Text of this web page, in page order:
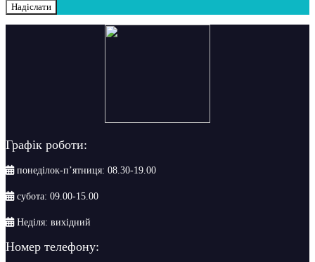
Надіслати
Графік роботи:
понеділок-п’ятниця: 08.30-19.00
субота: 09.00-15.00
Неділя: вихідний
Номер телефону: